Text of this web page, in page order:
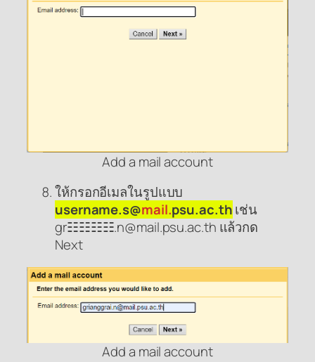
Add a mail account
ให้กรอกอีเมลในรูปแบบ
username.s@mail.psu.ac.thเช่น
gr☷☷☷☷.n@mail.psu.ac.th แล้วกด
Next
Add a mail account